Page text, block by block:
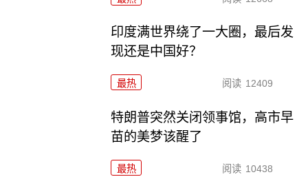
印度满世界绕了一大圈，最后发
现还是中国好？
最热 阅读 12409
特朗普突然关闭领事馆，高市早
苗的美梦该醒了
最热 阅读 10438